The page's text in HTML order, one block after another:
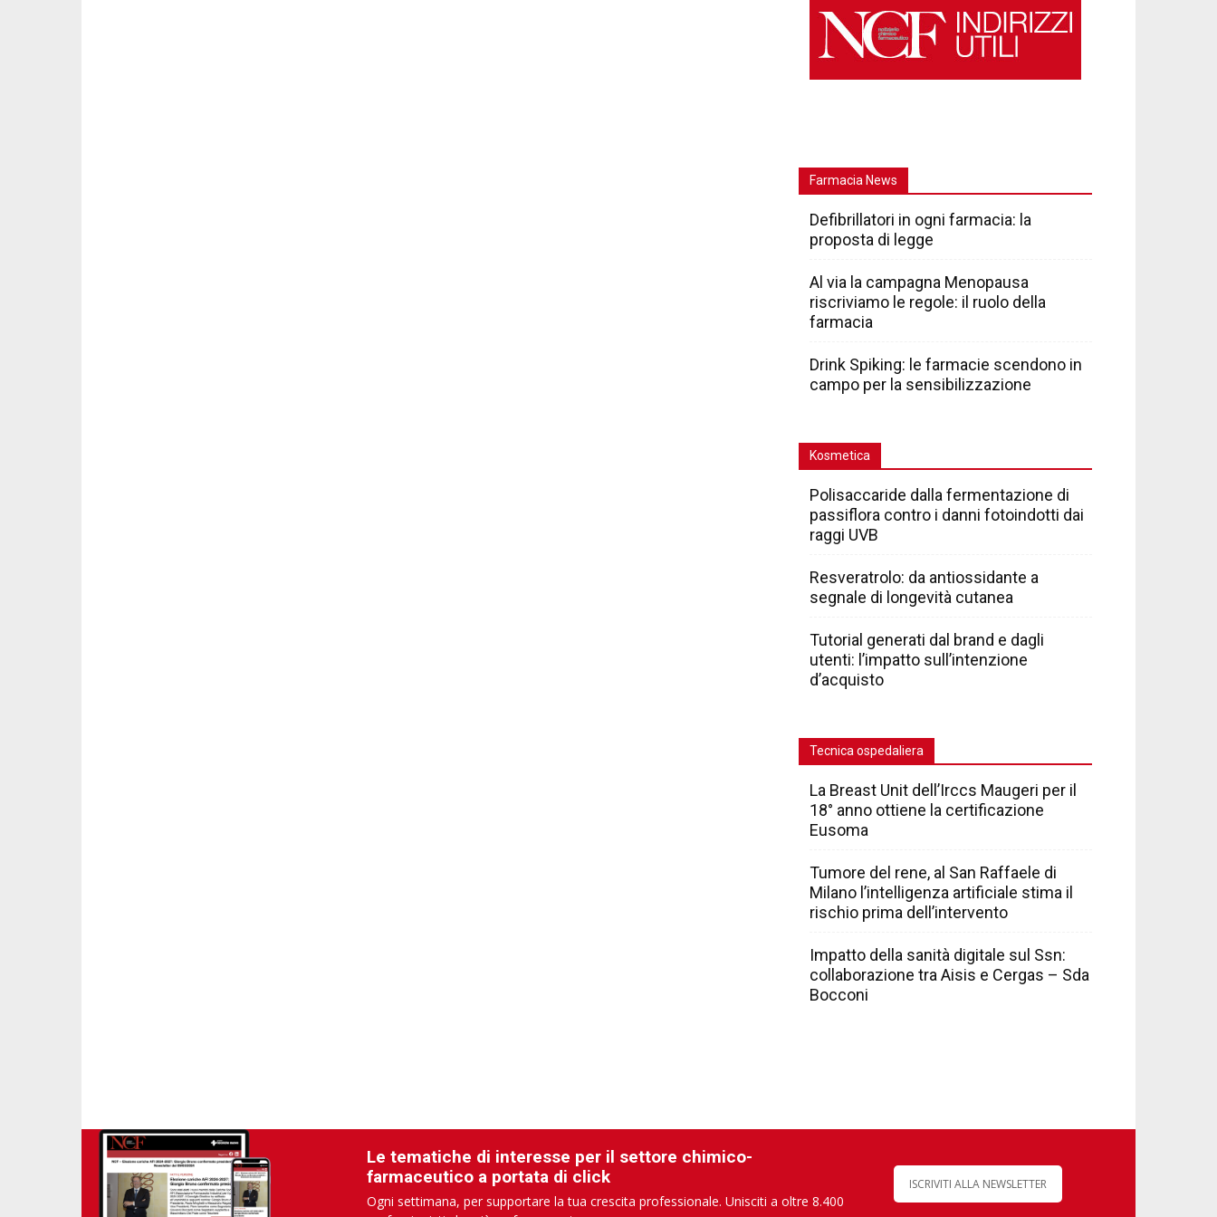
Farmacia News
Defibrillatori in ogni farmacia: la
proposta di legge
Al via la campagna Menopausa
riscriviamo le regole: il ruolo della
farmacia
Drink Spiking: le farmacie scendono in
campo per la sensibilizzazione
Kosmetica
Polisaccaride dalla fermentazione di
passiflora contro i danni fotoindotti dai
raggi UVB
Resveratrolo: da antiossidante a
segnale di longevità cutanea
Tutorial generati dal brand e dagli
utenti: l’impatto sull’intenzione
d’acquisto
Tecnica ospedaliera
La Breast Unit dell’Irccs Maugeri per il
18° anno ottiene la certificazione
Eusoma
Tumore del rene, al San Raffaele di
Milano l’intelligenza artificiale stima il
rischio prima dell’intervento
Impatto della sanità digitale sul Ssn:
collaborazione tra Aisis e Cergas – Sda
Bocconi
Le tematiche di interesse per il settore chimico-
farmaceutico a portata di click
Ogni settimana, per supportare la tua crescita professionale. Unisciti a oltre 8.400
ISCRIVITI ALLA NEWSLETTER